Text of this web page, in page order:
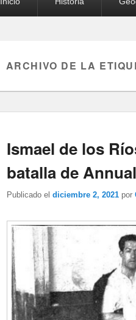
ARCHIVO DE LA
Ismael de los
batalla de Annual
Publicado el diciembre 2, 2021 por